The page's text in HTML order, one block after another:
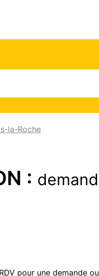
la-Roche
:
pour une demande